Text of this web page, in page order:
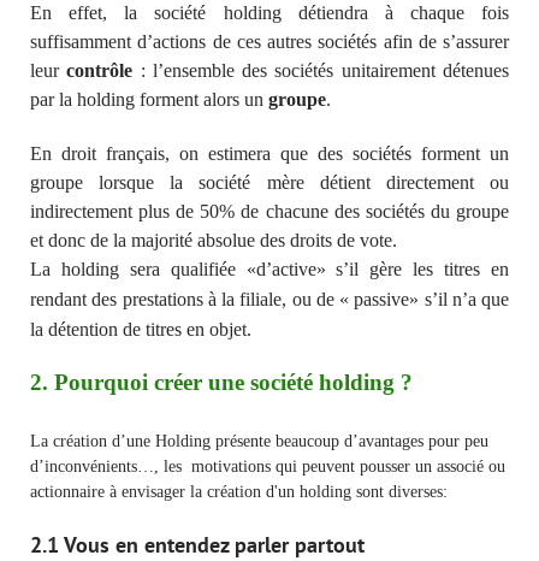
En effet, la société holding détiendra à chaque fois
suffisamment d’actions de ces autres sociétés afin de s’assurer
leurcontrôle : l’ensemble des sociétés unitairement détenues
par la holding forment alors un groupe.
En droit français, on estimera que des sociétés forment un
groupe lorsque la société mère détient directement ou
indirectement plus de 50% de chacune des sociétés du groupe
et donc de la majorité absolue des droits de vote.
La holding sera qualifiée «d’active» s’il gère les titres en
rendant des prestations à la filiale, ou de « passive» s’il n’a que
la détention de titres en objet.
2. Pourquoi créer une société holding ?
La création d’une Holding présente beaucoup d’avantages pour peu
d’inconvénients…, les motivations qui peuvent pousser un associé ou
actionnaire à envisager la création d'un holding sont diverses:
2.1 Vous en entendez parler partout